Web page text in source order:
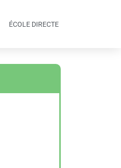
ÉCOLE DIRECTE